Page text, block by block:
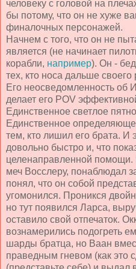
человеку с головой на
бы потому, что он не хуже
финалочных персонажей.
Начнем с того, что он не
является (не начинает
корабли, например). Он -
тех, кто носа дальше своего
Его неосведомленность об
делает его POV
Единственное светлое
Единственное
тем, кто лишил его брата. И
довольно быстро и, что
целенаправленной
меч Восслеру, понаблюдал
понял, что он собой
угомонился. Проникся
но тут появился Ларса,
оставило свой отпечаток.
вознамерились подогреть
шарды братца, но Ваан
праведным гневом (как это